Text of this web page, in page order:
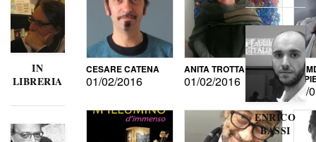
IN
LIBRERIA
CESARE CATENA
01/02/2016
ANITA TROTTA
01/02/2016 DI
15/
ENRICO
BASSI